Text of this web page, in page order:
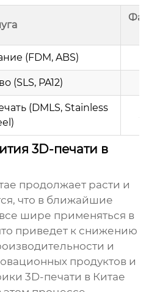
(FDM, ABS)
(SLS, PA12)
(DMLS, Stainless
3D-печати в
продолжает расти и
что в ближайшие
шире применяться в
приведет к снижению
и
продуктов и
3D-печати в Китае